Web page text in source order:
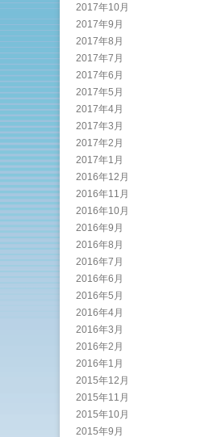
2017年10月
2017年9月
2017年8月
2017年7月
2017年6月
2017年5月
2017年4月
2017年3月
2017年2月
2017年1月
2016年12月
2016年11月
2016年10月
2016年9月
2016年8月
2016年7月
2016年6月
2016年5月
2016年4月
2016年3月
2016年2月
2016年1月
2015年12月
2015年11月
2015年10月
2015年9月